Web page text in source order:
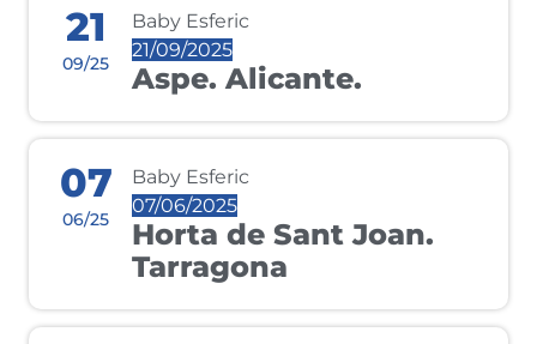
21
09/25
Baby Esferic
21/09/2025
Aspe. Alicante.
07
06/25
Baby Esferic
07/06/2025
Horta de Sant Joan.
Tarragona